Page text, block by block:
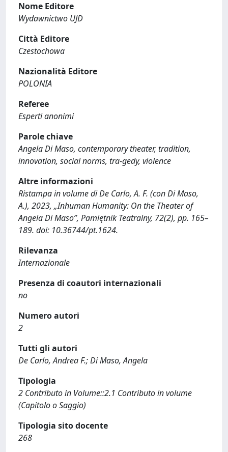
Nome Editore
Wydawnictwo UJD
Città Editore
Czestochowa
Nazionalità Editore
POLONIA
Referee
Esperti anonimi
Parole chiave
Angela Di Maso, contemporary theater, tradition,
innovation, social norms, tra-gedy, violence
Altre informazioni
Ristampa in volume di De Carlo, A. F. (con Di Maso,
A.), 2023, „Inhuman Humanity: On the Theater of
Angela Di Maso”, Pamiętnik Teatralny, 72(2), pp. 165–
189. doi: 10.36744/pt.1624.
Rilevanza
Internazionale
Presenza di coautori internazionali
no
Numero autori
2
Tutti gli autori
De Carlo, Andrea F.; Di Maso, Angela
Tipologia
2 Contributo in Volume::2.1 Contributo in volume
(Capitolo o Saggio)
Tipologia sito docente
268